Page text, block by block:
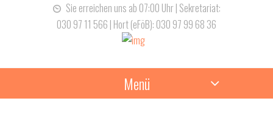
Sie erreichen uns ab 07:00 Uhr | Sekretariat:
030 97 11 566 | Hort (eFöB): 030 97 99 68 36
Menü